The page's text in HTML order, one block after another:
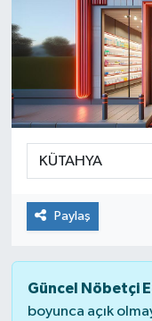
Paylaş
Güncel Nöbetçi
boyunca açık